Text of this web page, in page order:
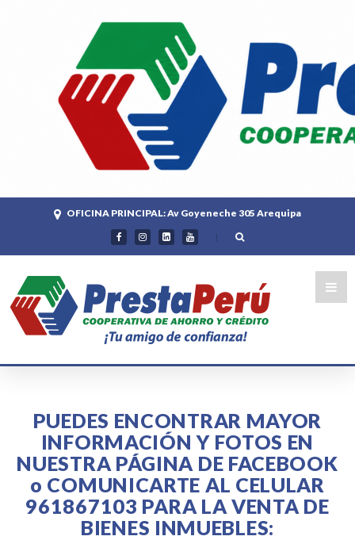
OFICINA PRINCIPAL: Av Goyeneche 305 Arequipa
PUEDES ENCONTRAR MAYOR
INFORMACIÓN Y FOTOS EN
NUESTRA PÁGINA DE FACEBOOK
o COMUNICARTE AL CELULAR
961867103 PARA LA VENTA DE
BIENES INMUEBLES: